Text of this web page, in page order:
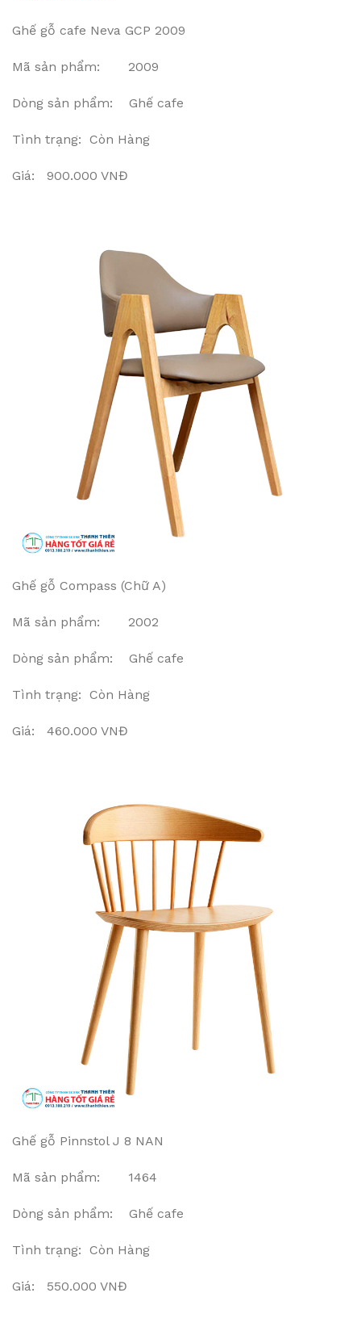
Ghế gỗ cafe Neva GCP 2009
Mã sản phẩm: 2009
Dòng sản phẩm: Ghế cafe
Tình trạng: Còn Hàng
Giá: 900.000 VNĐ
Ghế gỗ Compass (Chữ A)
Mã sản phẩm: 2002
Dòng sản phẩm: Ghế cafe
Tình trạng: Còn Hàng
Giá: 460.000 VNĐ
Ghế gỗ Pinnstol J 8 NAN
Mã sản phẩm: 1464
Dòng sản phẩm: Ghế cafe
Tình trạng: Còn Hàng
Giá: 550.000 VNĐ